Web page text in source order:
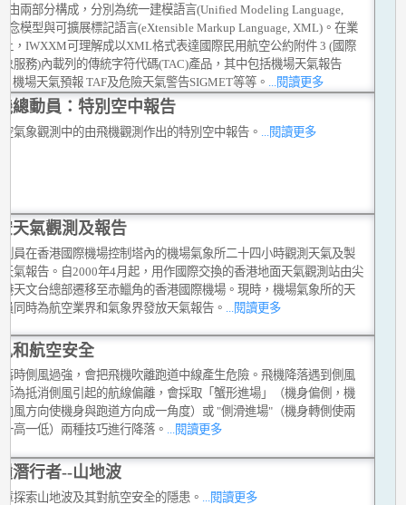
由兩部分構成，分別為统一建模語言(Unified Modeling Language,
念模型與可擴展標記語言(eXtensible Markup Language, XML)。在業
，IWXXM可理解成以XML格式表達國際民用航空公約附件 3 (國際
服務)內載列的傳統字符代碼(TAC)產品，其中包括機場天氣報告
機場天氣預報 TAF及危險天氣警告SIGMET等等。 ...閱讀更多
總動員：特別空中報告
氣象觀測中的由飛機觀測作出的特別空中報告。 ...閱讀更多
天氣觀測及報告
員在香港國際機場控制塔內的機場氣象所二十四小時觀測天氣及製
氣報告。自2000年4月起，用作國際交換的香港地面天氣觀測站由尖
天文台總部遷移至赤鱲角的香港國際機場。現時，機場氣象所的天
同時為航空業界和氣象界發放天氣報告。
...閱讀更多
和航空安全
時側風過強，會把飛機吹離跑道中線產生危險。飛機降落遇到側風
為抵消側風引起的航線偏離，會採取「蟹形進場」（機身偏側，機
風方向使機身與跑道方向成一角度）或 "側滑進場"（機身轉側使兩
高一低）兩種技巧進行降落。 ...閱讀更多
潛行者--山地波
探索山地波及其對航空安全的隱患。 ...閱讀更多